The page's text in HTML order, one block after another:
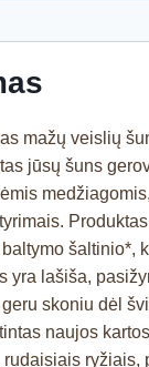
mažų veislių
jūsų šuns
šaltinio*,
yra lašiša,
skoniu dėl
naujos
ryžiais,